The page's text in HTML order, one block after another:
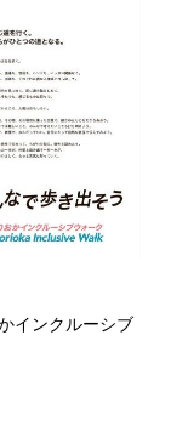
インクルーシブ